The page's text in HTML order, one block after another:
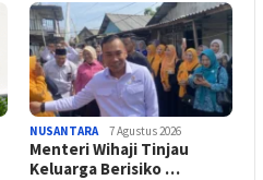
NUSANTARA 7 Agustus 2026
Menteri Wihaji Tinjau
Keluarga Berisiko …